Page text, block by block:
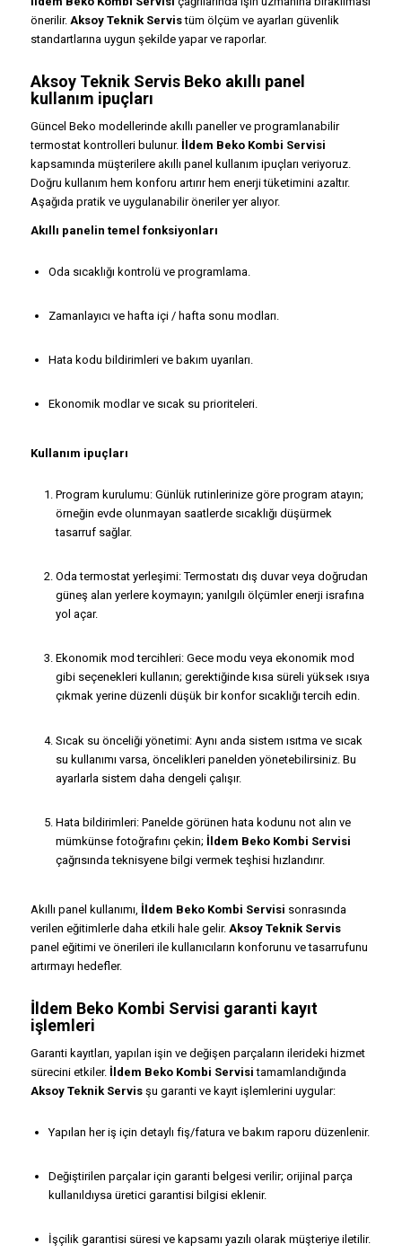
önerilir. Aksoy Teknik Servistüm ölçüm ve ayarları güvenlik
standartlarına uygun şekilde yapar ve raporlar.
Aksoy Teknik Servis Beko akıllı panel
kullanım ipuçları
Güncel Beko modellerinde akıllı paneller ve programlanabilir
termostat kontrolleri bulunur. İldem Beko Kombi Servisi
kapsamında müşterilere akıllı panel kullanım ipuçları veriyoruz.
Doğru kullanım hem konforu artırır hem enerji tüketimini azaltır.
Aşağıda pratik ve uygulanabilir öneriler yer alıyor.
Akıllı panelin temel fonksiyonları
Oda sıcaklığı kontrolü ve programlama.
Zamanlayıcı ve hafta içi / hafta sonu modları.
Hata kodu bildirimleri ve bakım uyarıları.
Ekonomik modlar ve sıcak su prioriteleri.
Kullanım ipuçları
Program kurulumu: Günlük rutinlerinize göre program atayın;
örneğin evde olunmayan saatlerde sıcaklığı düşürmek
tasarruf sağlar.
Oda termostat yerleşimi: Termostatı dış duvar veya doğrudan
güneş alan yerlere koymayın; yanılgılı ölçümler enerji israfına
yol açar.
Ekonomik mod tercihleri: Gece modu veya ekonomik mod
gibi seçenekleri kullanın; gerektiğinde kısa süreli yüksek ısıya
çıkmak yerine düzenli düşük bir konfor sıcaklığı tercih edin.
Sıcak su önceliği yönetimi: Aynı anda sistem ısıtma ve sıcak
su kullanımı varsa, öncelikleri panelden yönetebilirsiniz. Bu
ayarlarla sistem daha dengeli çalışır.
Hata bildirimleri: Panelde görünen hata kodunu not alın ve
mümkünse fotoğrafını çekin; İldem Beko Kombi Servisi
çağrısında teknisyene bilgi vermek teşhisi hızlandırır.
Akıllı panel kullanımı, İldem Beko Kombi Servisi sonrasında
verilen eğitimlerle daha etkili hale gelir. Aksoy Teknik Servis
panel eğitimi ve önerileri ile kullanıcıların konforunu ve tasarrufunu
artırmayı hedefler.
İldem Beko Kombi Servisi garanti kayıt
işlemleri
Garanti kayıtları, yapılan işin ve değişen parçaların ilerideki hizmet
sürecini etkiler. İldem Beko Kombi Servisi tamamlandığında
Aksoy Teknik Servisşu garanti ve kayıt işlemlerini uygular:
Yapılan her iş için detaylı fiş/fatura ve bakım raporu düzenlenir.
Değiştirilen parçalar için garanti belgesi verilir; orijinal parça
kullanıldıysa üretici garantisi bilgisi eklenir.
İşçilik garantisi süresi ve kapsamı yazılı olarak müşteriye iletilir.